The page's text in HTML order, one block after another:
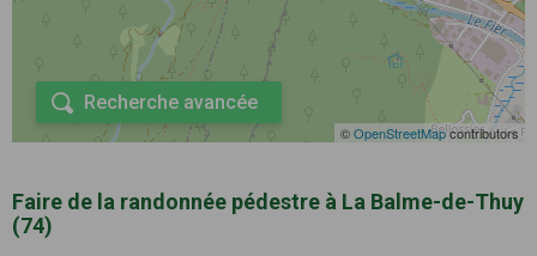
©OpenStreetMapcontributors
Recherche avancée
Faire de la randonnée pédestre à La Balme-de-Thuy
(74)